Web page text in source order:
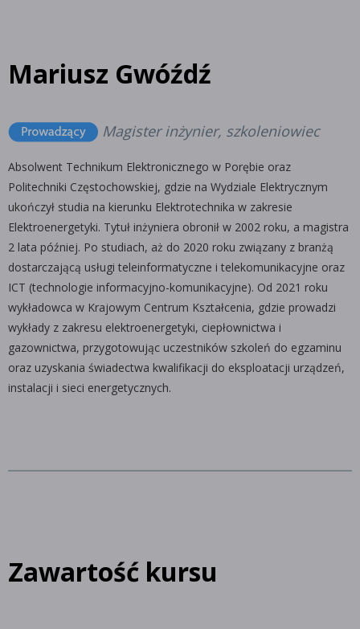
Mariusz Gwóźdź
Magister inżynier, szkoleniowiec
Absolwent Technikum Elektronicznego w Porębie oraz
Politechniki Częstochowskiej, gdzie na Wydziale Elektrycznym
ukończył studia na kierunku Elektrotechnika w zakresie
Elektroenergetyki. Tytuł inżyniera obronił w 2002 roku, a magistra
2 lata później. Po studiach, aż do 2020 roku związany z branżą
dostarczającą usługi teleinformatyczne i telekomunikacyjne oraz
ICT (technologie informacyjno-komunikacyjne). Od 2021 roku
wykładowca w Krajowym Centrum Kształcenia, gdzie prowadzi
wykłady z zakresu elektroenergetyki, ciepłownictwa i
gazownictwa, przygotowując uczestników szkoleń do egzaminu
oraz uzyskania świadectwa kwalifikacji do eksploatacji urządzeń,
instalacji i sieci energetycznych.
Zawartość kursu